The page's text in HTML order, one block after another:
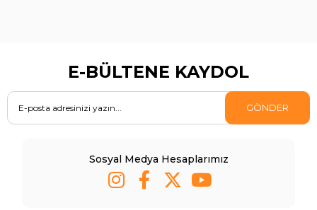
E-BÜLTENE KAYDOL
GÖNDER
Sosyal Medya Hesaplarımız